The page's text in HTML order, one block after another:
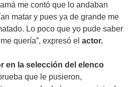
me contó que lo andaban
matar y pues ya de grande me
Lo poco que yo pude saber
quería”, expresó el actor.
en la selección del elenco
que le pusieron,